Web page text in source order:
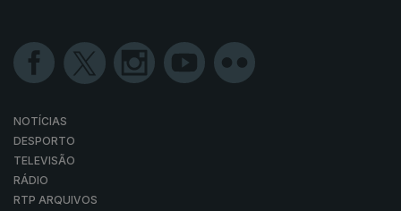
NOTÍCIAS
DESPORTO
TELEVISÃO
RÁDIO
RTP ARQUIVOS